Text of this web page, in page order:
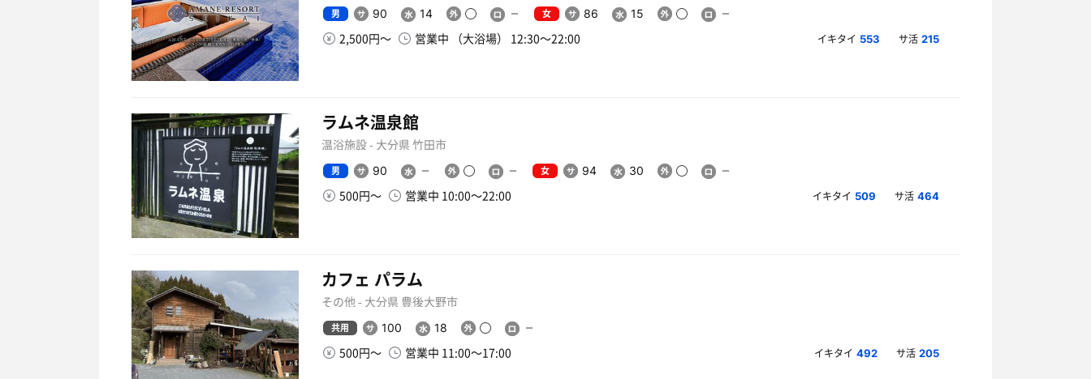
男 90 14 女 86 15
2,500円〜 営業中 （大浴場） 12:30〜22:00 イキタイ 553 サ活 215
ラムネ温泉館
温浴施設 - 大分県 竹田市
男 90 女 94 30
500円〜 営業中 10:00〜22:00 イキタイ 509 サ活 464
カフェ パラム
その他 - 大分県 豊後大野市
共用 100 18
500円〜 営業中 11:00〜17:00 イキタイ 492 サ活 205